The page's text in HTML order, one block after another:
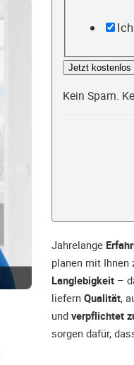
Jetzt kostenlos
Kein Spam.
Jahrelange
planen mit Ihnen
Langlebigkeit –
liefern Qualität,
und verpflichtet
sorgen dafür,